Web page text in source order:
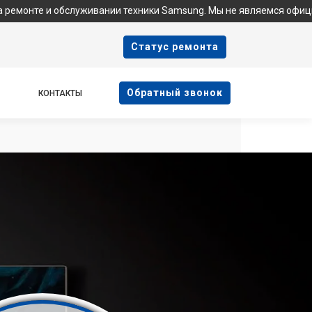
техники Samsung. Мы не являемся официальным
Cтатус ремонта
КОНТАКТЫ Oбратный звонок